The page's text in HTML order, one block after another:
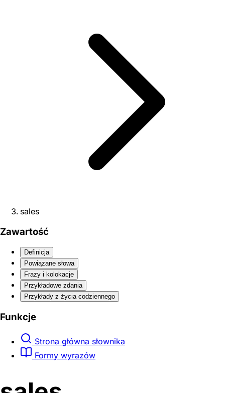
sales
Zawartość
Definicja
Powiązane słowa
Frazy i kolokacje
Przykładowe zdania
Przykłady z życia codziennego
Funkcje
Strona główna słownika
Formy wyrazów